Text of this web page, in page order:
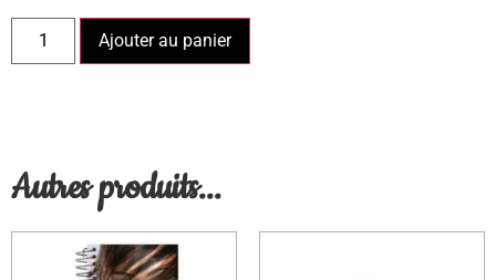
Ajouter au panier
Autres produits...